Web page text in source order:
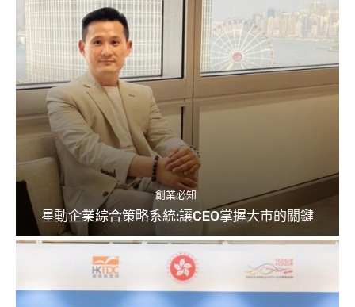
創業必知
星動企業綜合策略系統:讓CEO掌握大市的關鍵